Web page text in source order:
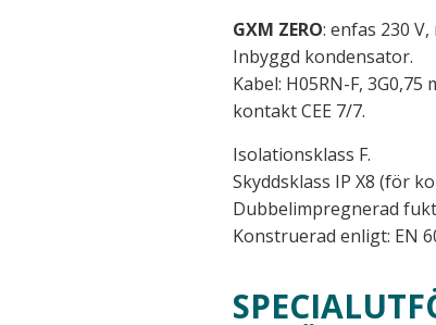
GXM ZERO: enfas 230
Inbyggd kondensator.
Kabel: H05RN-F,
kontakt CEE 7/7.
Isolationsklass F.
Skyddsklass IP X8 (för
Dubbelimpregnerad
Konstruerad enligt: EN